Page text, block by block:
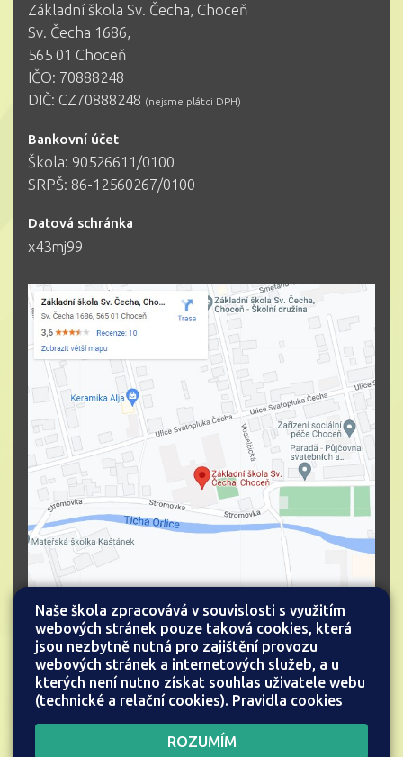
Základní škola Sv. Čecha, Choceň
Sv. Čecha 1686,
565 01 Choceň
IČO: 70888248
DIČ: CZ70888248 (nejsme plátci DPH)
Bankovní účet
Škola: 90526611/0100
SRPŠ: 86-12560267/0100
Datová schránka
x43mj99
Všechna práva vyhrazena.
Mapa stránek
Web školy
Naše škola zpracovává v souvislosti s využitím
webových stránek pouze taková cookies, která
jsou nezbytně nutná pro zajištění provozu
webových stránek a internetových služeb, a u
kterých není nutno získat souhlas uživatele webu
(technické a relační cookies). Pravidla cookies
ROZUMÍM